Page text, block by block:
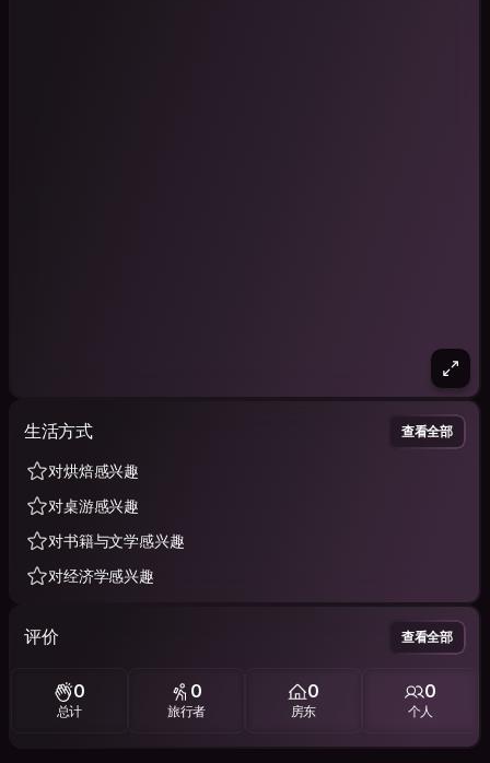
生活方式 查看全部
对烘焙感兴趣
对桌游感兴趣
对书籍与文学感兴趣
对经济学感兴趣
评价 查看全部
0
总计
0
旅行者
0
房东
0
个人